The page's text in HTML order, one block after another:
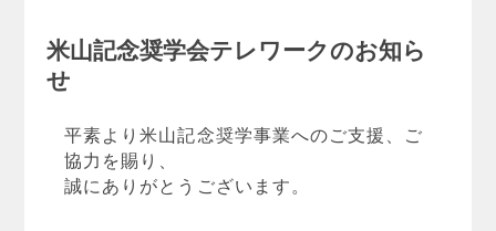
米山記念奨学会テレワークのお知ら
せ
平素より米山記念奨学事業へのご支援、ご
協力を賜り、
誠にありがとうございます。